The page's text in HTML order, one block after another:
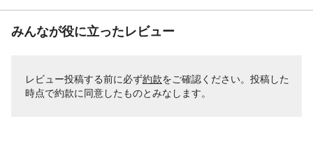
みんなが役に立ったレビュー
レビュー投稿する前に必ず約款をご確認ください。投稿した
時点で約款に同意したものとみなします。